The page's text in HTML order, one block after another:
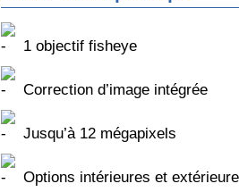
1 objectif fisheye
Correction d’image intégrée
Jusqu’à 12 mégapixels
Options intérieures et